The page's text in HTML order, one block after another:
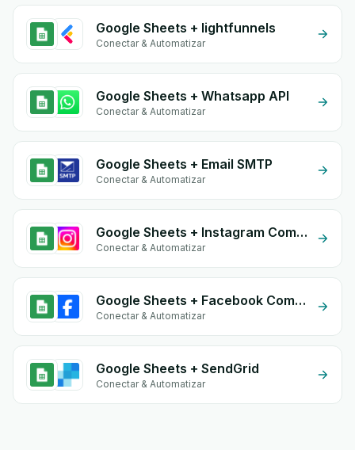
Google Sheets + lightfunnels
Conectar & Automatizar
Google Sheets + Whatsapp API
Conectar & Automatizar
Google Sheets + Email SMTP
Conectar & Automatizar
Google Sheets + Instagram Comment
Conectar & Automatizar
Google Sheets + Facebook Commerce
Conectar & Automatizar
Google Sheets + SendGrid
Conectar & Automatizar